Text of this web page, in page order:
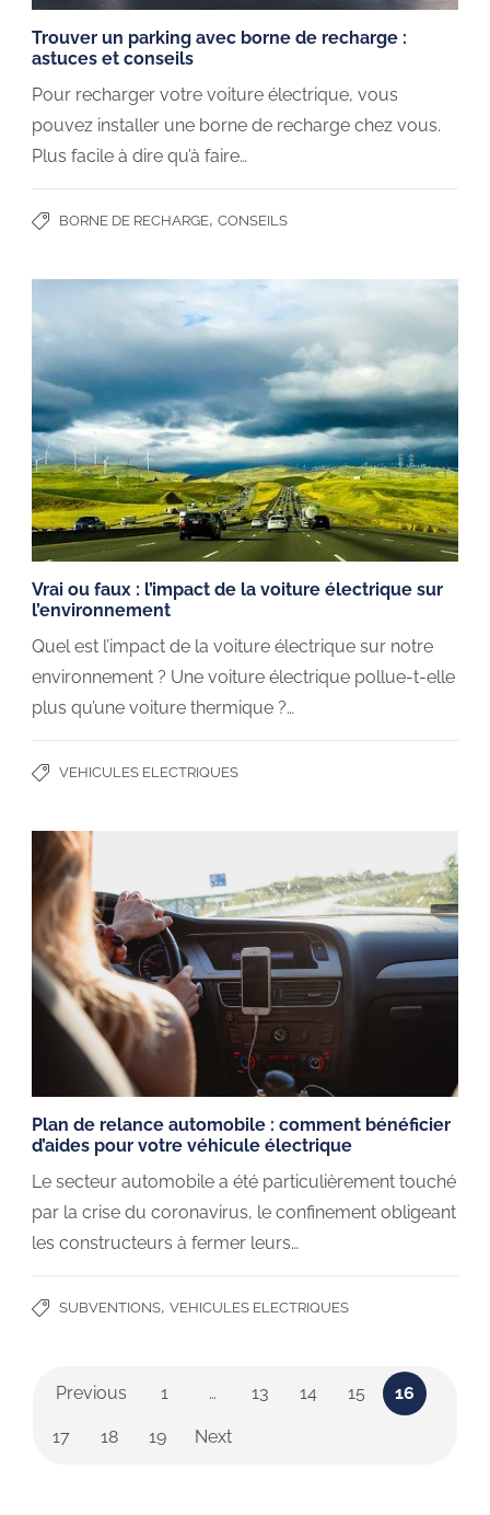
Trouver un parking avec borne de recharge :
astuces et conseils
Pour recharger votre voiture électrique, vous
pouvez installer une borne de recharge chez vous.
Plus facile à dire qu’à faire…
BORNE DE RECHARGE, CONSEILS
Vrai ou faux : l’impact de la voiture électrique sur
l’environnement
Quel est l’impact de la voiture électrique sur notre
environnement ? Une voiture électrique pollue-t-elle
plus qu’une voiture thermique ?…
VEHICULES ELECTRIQUES
Plan de relance automobile : comment bénéficier
d’aides pour votre véhicule électrique
Le secteur automobile a été particulièrement touché
par la crise du coronavirus, le confinement obligeant
les constructeurs à fermer leurs…
SUBVENTIONS, VEHICULES ELECTRIQUES
Previous 1 … 13 14 15 16
17 18 19 Next